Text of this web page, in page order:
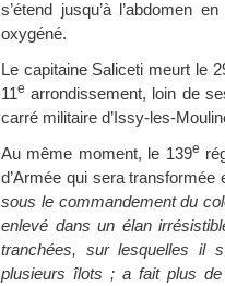
s’étend jusqu’à l’abdomen
oxygéné.
Le capitaine Saliceti meurt le
11e arrondissement, loin de
carré militaire d’Issy-les-
Au même moment, le 139e
d’Armée qui sera transformée
sous le commandement du
enlevé dans un élan
tranchées, sur lesquelles il
plusieurs îlots ; a fait plus de